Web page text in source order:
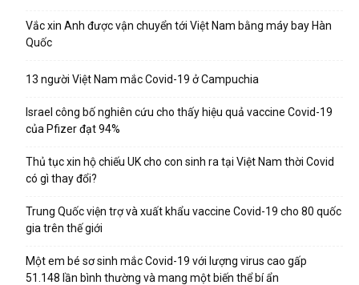
Vắc xin Anh được vận chuyển tới Việt Nam bằng máy bay Hàn
Quốc
13 người Việt Nam mắc Covid-19 ở Campuchia
Israel công bố nghiên cứu cho thấy hiệu quả vaccine Covid-19
của Pfizer đạt 94%
Thủ tục xin hộ chiếu UK cho con sinh ra tại Việt Nam thời Covid
có gì thay đổi?
Trung Quốc viện trợ và xuất khẩu vaccine Covid-19 cho 80 quốc
gia trên thế giới
Một em bé sơ sinh mắc Covid-19 với lượng virus cao gấp
51.148 lần bình thường và mang một biến thể bí ẩn